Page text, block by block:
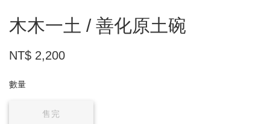
木木一土 / 善化原土碗
NT$ 2,200
數量
售完